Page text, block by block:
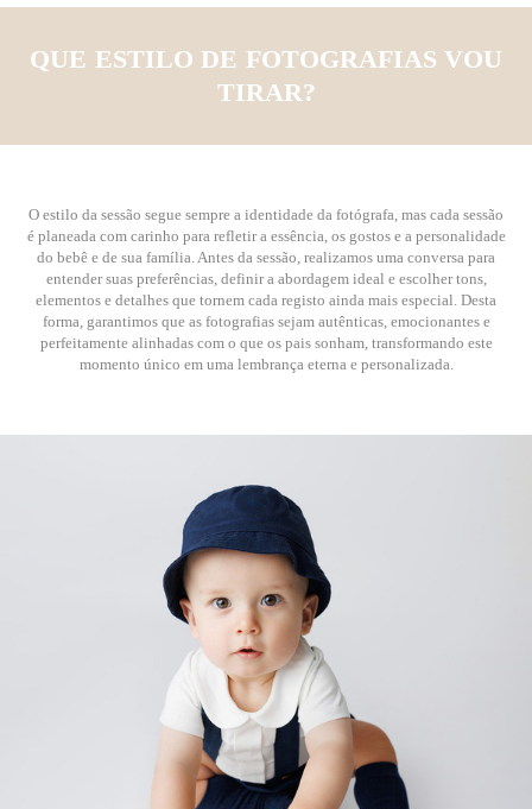
QUE ESTILO DE FOTOGRAFIAS VOU
TIRAR?
O estilo da sessão segue sempre a identidade da fotógrafa, mas cada sessão
é planeada com carinho para refletir a essência, os gostos e a personalidade
do bebê e de sua família. Antes da sessão, realizamos uma conversa para
entender suas preferências, definir a abordagem ideal e escolher tons,
elementos e detalhes que tornem cada registo ainda mais especial. Desta
forma, garantimos que as fotografias sejam autênticas, emocionantes e
perfeitamente alinhadas com o que os pais sonham, transformando este
momento único em uma lembrança eterna e personalizada.